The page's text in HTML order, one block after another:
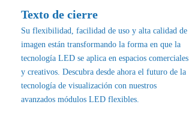
Texto de cierre
Su flexibilidad, facilidad de uso y alta calidad de
imagen están transformando la forma en que la
tecnología LED se aplica en espacios comerciales
y creativos. Descubra desde ahora el futuro de la
tecnología de visualización con nuestros
avanzados módulos LED flexibles.